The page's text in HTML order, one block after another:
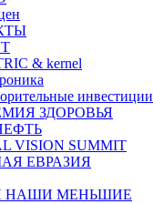
& kernel
инвестиции
ЗДОРОВЬЯ
VISION SUMMIT
ЕВРАЗИЯ
НАШИ МЕНЬШИЕ